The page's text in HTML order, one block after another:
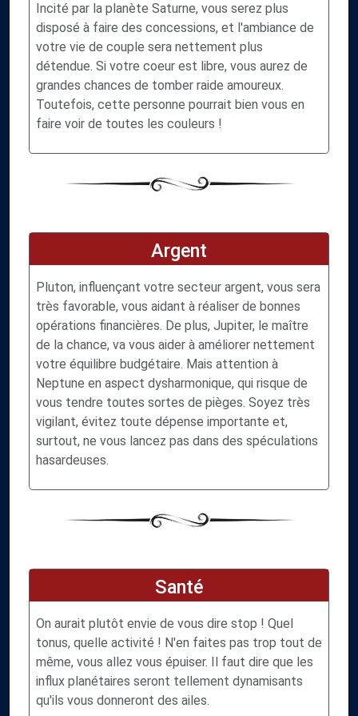
Incité par la planète Saturne, vous serez plus
disposé à faire des concessions, et l'ambiance de
votre vie de couple sera nettement plus
détendue. Si votre coeur est libre, vous aurez de
grandes chances de tomber raide amoureux.
Toutefois, cette personne pourrait bien vous en
faire voir de toutes les couleurs !
Argent
Pluton, influençant votre secteur argent, vous sera
très favorable, vous aidant à réaliser de bonnes
opérations financières. De plus, Jupiter, le maître
de la chance, va vous aider à améliorer nettement
votre équilibre budgétaire. Mais attention à
Neptune en aspect dysharmonique, qui risque de
vous tendre toutes sortes de pièges. Soyez très
vigilant, évitez toute dépense importante et,
surtout, ne vous lancez pas dans des spéculations
hasardeuses.
Santé
On aurait plutôt envie de vous dire stop ! Quel
tonus, quelle activité ! N'en faites pas trop tout de
même, vous allez vous épuiser. Il faut dire que les
influx planétaires seront tellement dynamisants
qu'ils vous donneront des ailes.